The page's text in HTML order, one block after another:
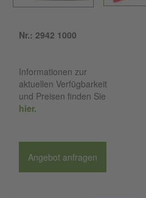
Nr.: 2942 1000
Informationen zur
aktuellen Verfügbarkeit
und Preisen finden Sie
hier.
Angebot anfragen